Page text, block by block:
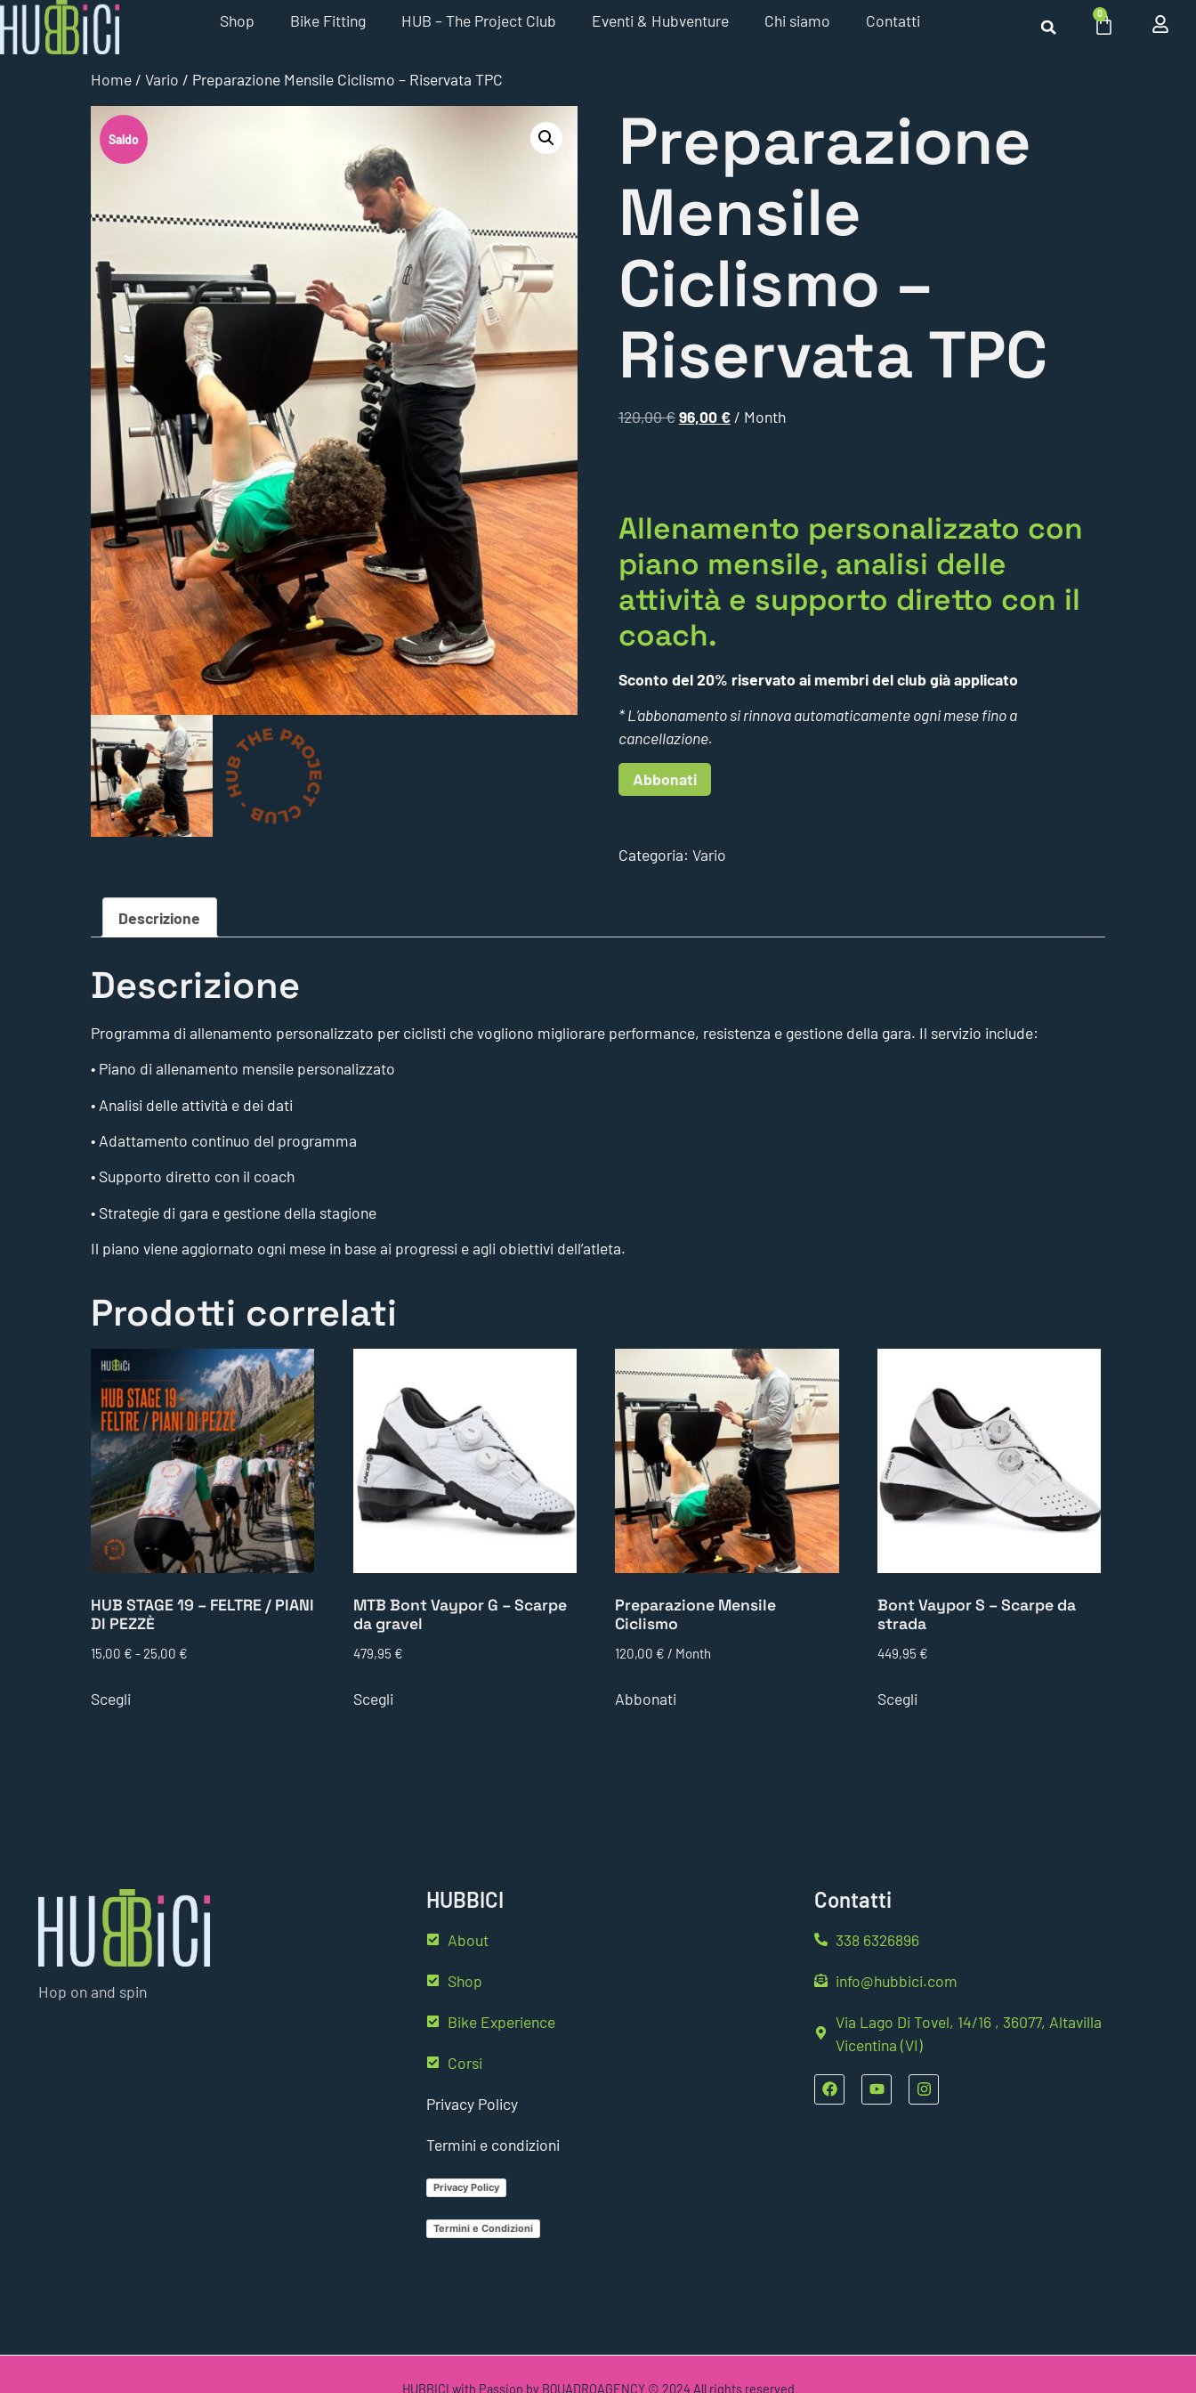
Shop Bike Fitting HUB – The Project Club Eventi & Hubventure Chi siamo Contatti 0
Home / Vario / Preparazione Mensile Ciclismo – Riservata TPC
Saldo
Preparazione
Mensile
Ciclismo –
Riservata TPC
120,00€96,00€/ Month
Allenamento personalizzato con
piano mensile, analisi delle
attività e supporto diretto con il
coach.
Sconto del 20% riservato ai membri del club già applicato
* L’abbonamento si rinnova automaticamente ogni mese fino a
cancellazione.
Abbonati
Categoria: Vario
Descrizione
Descrizione
Programma di allenamento personalizzato per ciclisti che vogliono migliorare performance, resistenza e gestione della gara. Il servizio include:
• Piano di allenamento mensile personalizzato
• Analisi delle attività e dei dati
• Adattamento continuo del programma
• Supporto diretto con il coach
• Strategie di gara e gestione della stagione
Il piano viene aggiornato ogni mese in base ai progressi e agli obiettivi dell’atleta.
Prodotti correlati
HUB STAGE 19 – FELTRE / PIANI
DI PEZZÈ
15,00 € - 25,00 €
Scegli
MTB Bont Vaypor G – Scarpe
da gravel
479,95 €
Scegli
Preparazione Mensile
Ciclismo
120,00 € / Month
Abbonati
Bont Vaypor S – Scarpe da
strada
449,95 €
Scegli
Hop on and spin
HUBBICI
About
Shop
Bike Experience
Corsi
Privacy Policy
Termini e condizioni
Privacy Policy
Termini e Condizioni
Contatti
338 6326896
info@hubbici.com
Via Lago Di Tovel, 14/16 , 36077, Altavilla
Vicentina (VI)
HUBBICI with Passion by BQUADROAGENCY © 2024 All rights reserved